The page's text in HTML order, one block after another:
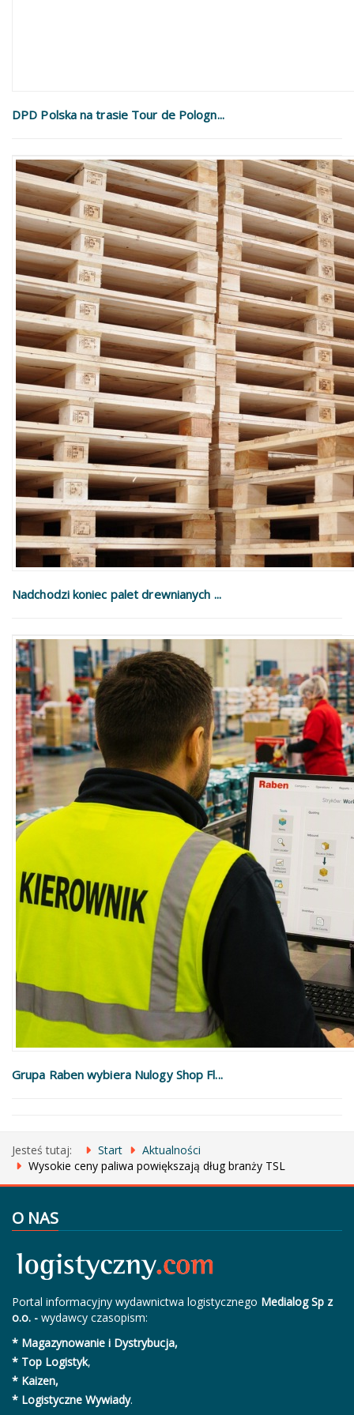
DPD Polska na trasie Tour de Pologn...
Nadchodzi koniec palet drewnianych ...
Grupa Raben wybiera Nulogy Shop Fl...
Jesteś tutaj: Start
Aktualności
Wysokie ceny paliwa powiększają dług branży TSL
O NAS
Portal informacyjny wydawnictwa logistycznego Medialog Sp z
o.o. - wydawcy czasopism:
* Magazynowanie i Dystrybucja,
* Top Logistyk,
* Kaizen,
* Logistyczne Wywiady.